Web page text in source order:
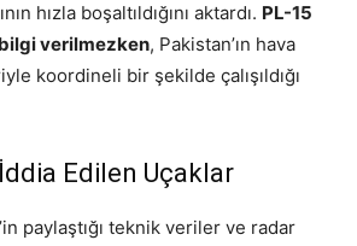
hızla boşaltıldığını aktardı. PL-15
verilmezken, Pakistan’ın hava
koordineli bir şekilde çalışıldığı
Edilen Uçaklar
paylaştığı teknik veriler ve radar